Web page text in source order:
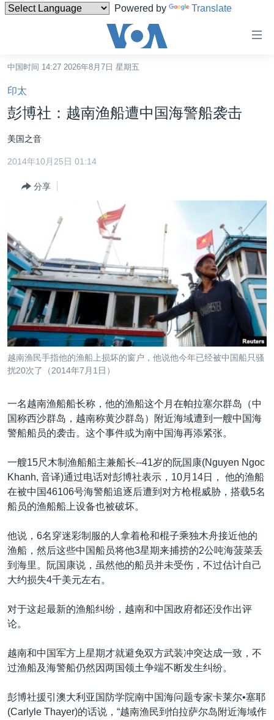
Powered by Translate
碍
链
接
跳
转
内
导
航
跳
转
到
检
索
中国
台湾
港澳
国际
中东
欧洲
非洲
美洲
全球议题
经济·金融·贸易
人权·法律·宗教
科教·文娱·体健
军事
劳工
环境
美中关系
热点专题
白宫要闻
国会报道
美中关系
美国建国250周年
埃博拉疫情
重要讲话与声明
台海两岸关系
关注西藏
关注新疆
VOA视频
VOA今日焦点
中文广播
关注我们
其他语言网站
中国时间 14:27 2026年8月7日 星期五
印太
彭博社：越南渔船遭中国海警船袭击
美国之音
2014年10月25日 01:14
分享
越南渔民手指他的渔船上损坏的窗户，他说他今年已经被中国船只骚
扰20次了（2014年7月1日）
一名越南渔船船长称，他的渔船这个月在帕拉塞尔群岛（中
国称西沙群岛，越南称黄沙群岛）附近海域遭到一艘中国海
警船船员的袭击。这个事件或为南中国海再添紧张。
一艘15尺木制渔船船主兼船长--41岁的阮国康(Nguyen Ngoc
Khanh, 音译)通过电话对彭博社表示，10月14日， 他的渔船
在被中国46106号海警船追逐后遭到对方枪棍威胁，搭载5名
船员的渔船船上设备也被破坏。
他说，6名穿迷彩制服的人拿着枪和棍子乘独木舟接近他的
渔船，然后这些中国船员将他3星期来捕捞的2公吨海菠菜丢
到海里。阮国康说，虽然他的船员并未受伤，不过估计自己
大约损失4千美元左右。
对于这起最新的渔船纠纷，越南和中国政府都还没作出评
论。
越南和中国军方上星期才就避免双方武装冲突达成一致，不
过渔船及海警船仍然因两国领土争端不断发生纠纷。
彭博社援引澳大利亚国防学院南中国海问题专家卡莱尔•塞耶
(Carlyle Thayer)的话说，“越南渔民到怕拉萨尔岛附近海域作